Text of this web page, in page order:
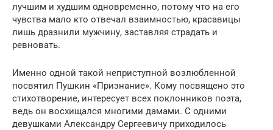
лучшим и худшим одновременно, потому что на его
чувства мало кто отвечал взаимностью, красавицы
лишь дразнили мужчину, заставляя страдать и
ревновать.
Именно одной такой неприступной возлюбленной
посвятил Пушкин «Признание». Кому посвящено это
стихотворение, интересует всех поклонников поэта,
ведь он восхищался многими дамами. С одними
девушками Александру Сергеевичу приходилось